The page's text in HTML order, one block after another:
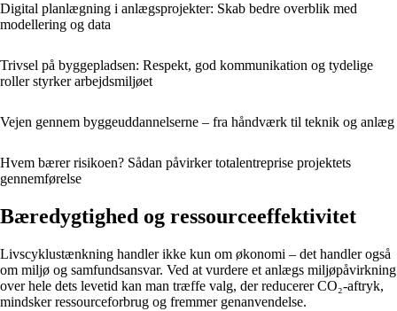
Digital planlægning i anlægsprojekter: Skab bedre overblik med
modellering og data
Trivsel på byggepladsen: Respekt, god kommunikation og tydelige
roller styrker arbejdsmiljøet
Vejen gennem byggeuddannelserne – fra håndværk til teknik og anlæg
Hvem bærer risikoen? Sådan påvirker totalentreprise projektets
gennemførelse
Bæredygtighed og ressourceeffektivitet
Livscyklustænkning handler ikke kun om økonomi – det handler også
om miljø og samfundsansvar. Ved at vurdere et anlægs miljøpåvirkning
over hele dets levetid kan man træffe valg, der reducerer CO₂-aftryk,
mindsker ressourceforbrug og fremmer genanvendelse.